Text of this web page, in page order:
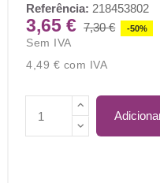
Referência: 218453802
3,65 € 7,30 € -50%
Sem IVA
4,49 € com IVA